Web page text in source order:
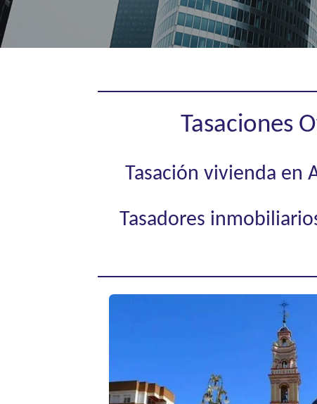
Tasaciones
Tasación vivienda en
Tasadores